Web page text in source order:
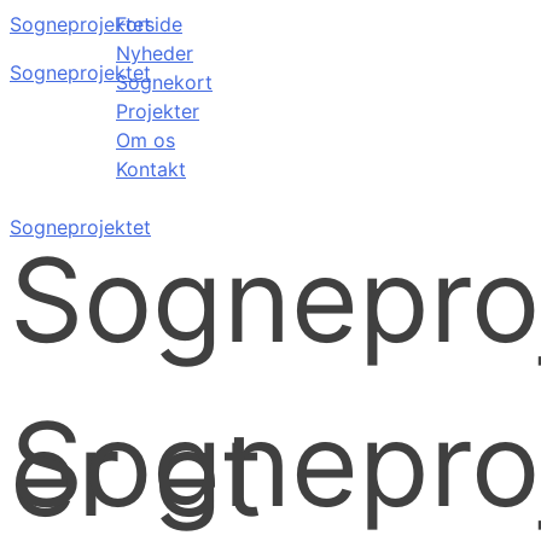
Forside
Nyheder
Sognekort
Projekter
Om os
Kontakt
Sogneprojektet
Sogneprojektet
Sogneprojektet
er et